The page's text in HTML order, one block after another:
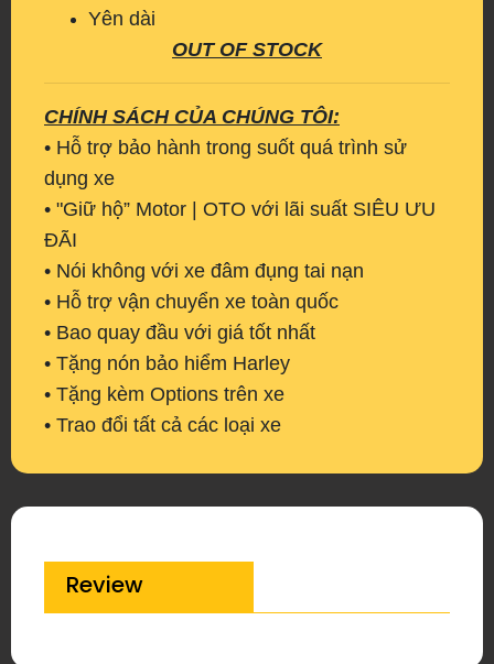
Yên dài
OUT OF STOCK
CHÍNH SÁCH CỦA CHÚNG TÔI:
• Hỗ trợ bảo hành trong suốt quá trình sử
dụng xe
• "Giữ hộ” Motor | OTO với lãi suất SIÊU ƯU
ĐÃI
• Nói không với xe đâm đụng tai nạn
• Hỗ trợ vận chuyển xe toàn quốc
• Bao quay đầu với giá tốt nhất
• Tặng nón bảo hiểm Harley
• Tặng kèm Options trên xe
• Trao đổi tất cả các loại xe
Review